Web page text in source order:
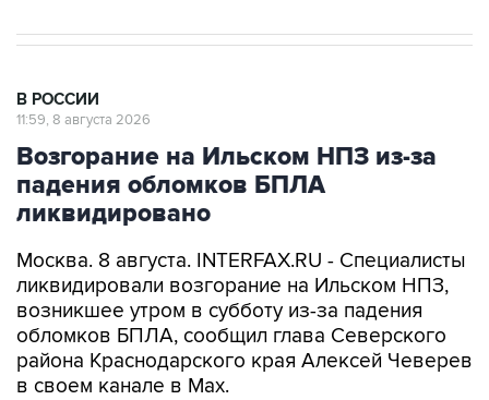
В РОССИИ
11:59, 8 августа 2026
Возгорание на Ильском НПЗ из-за
падения обломков БПЛА
ликвидировано
Москва. 8 августа. INTERFAX.RU - Специалисты
ликвидировали возгорание на Ильском НПЗ,
возникшее утром в субботу из-за падения
обломков БПЛА, сообщил глава Северского
района Краснодарского края Алексей Чеверев
в своем канале в Max.